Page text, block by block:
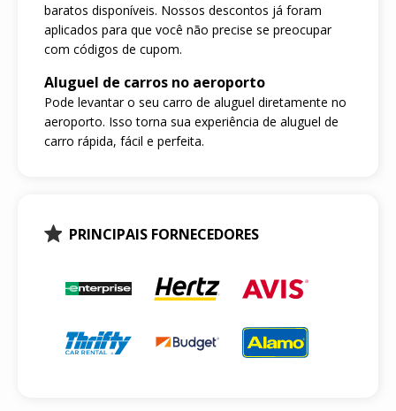
baratos disponíveis. Nossos descontos já foram
aplicados para que você não precise se preocupar
com códigos de cupom.
Aluguel de carros no aeroporto
Pode levantar o seu carro de aluguel diretamente no
aeroporto. Isso torna sua experiência de aluguel de
carro rápida, fácil e perfeita.
PRINCIPAIS FORNECEDORES